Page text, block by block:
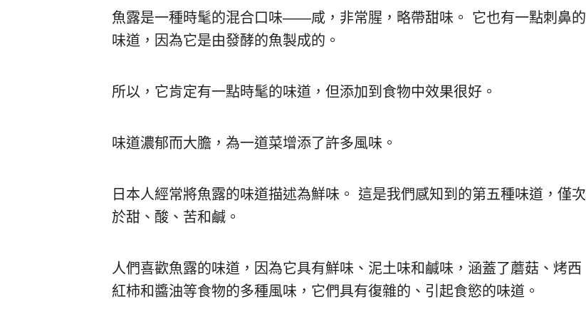
魚露是一種時髦的混合口味——咸，非常腥，略帶甜味。 它也有一點刺鼻的
味道，因為它是由發酵的魚製成的。
所以，它肯定有一點時髦的味道，但添加到食物中效果很好。
味道濃郁而大膽，為一道菜增添了許多風味。
日本人經常將魚露的味道描述為鮮味。 這是我們感知到的第五種味道，僅次
於甜、酸、苦和鹹。
人們喜歡魚露的味道，因為它具有鮮味、泥土味和鹹味，涵蓋了蘑菇、烤西
紅柿和醬油等食物的多種風味，它們具有復雜的、引起食慾的味道。